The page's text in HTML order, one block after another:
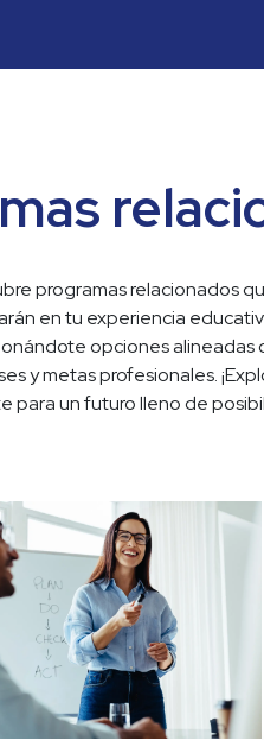
programas relacionados
en tu experiencia
opciones alineadas
y metas profesionales.
para un futuro lleno de